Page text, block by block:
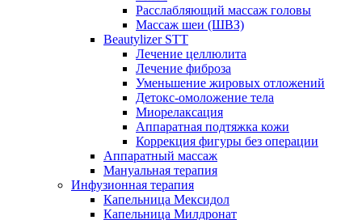
Расслабляющий массаж головы
Массаж шеи (ШВЗ)
Beautylizer STT
Лечение целлюлита
Лечение фиброза
Уменьшение жировых отложений
Детокс-омоложение тела
Миорелаксация
Аппаратная подтяжка кожи
Коррекция фигуры без операции
Аппаратный массаж
Мануальная терапия
Инфузионная терапия
Капельница Мексидол
Капельница Милдронат